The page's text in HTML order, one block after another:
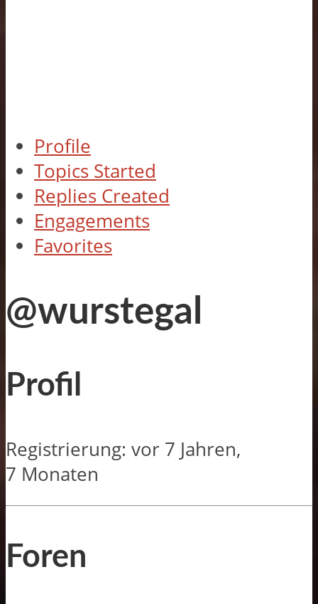
Profile
Topics Started
Replies Created
Engagements
Favorites
@wurstegal
Profil
Registrierung: vor 7 Jahren,
7 Monaten
Foren